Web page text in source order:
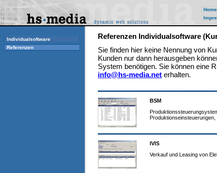
Home
Individualsoftware
Referenzen
Referenzen Individualsoftware
Sie finden hier keine Nennung von
Kunden nur dann herausgeben
System benötigen. Sie können eine
info@hs-media.net erhalten.
BSM
Produktionseinsteuerungen,
IVIS
Verkauf und Leasing von